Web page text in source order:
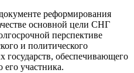
реформирования
основной цели СНГ
перспективе
и политического
государств, обеспечивающего
его участника.